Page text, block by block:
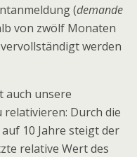
(demande
von zwölf Monaten
werden
auch unsere
relativieren: Durch die
10 Jahre steigt der
relative Wert des